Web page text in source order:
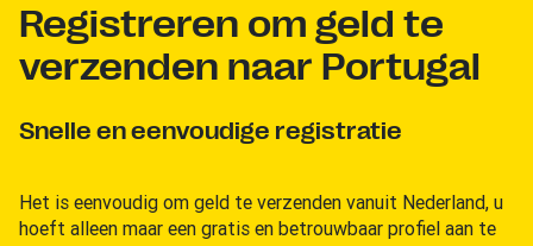
Registreren om geld te
verzenden naar Portugal
Snelle en eenvoudige registratie
Het is eenvoudig om geld te verzenden vanuit Nederland, u
hoeft alleen maar een gratis en betrouwbaar profiel aan te